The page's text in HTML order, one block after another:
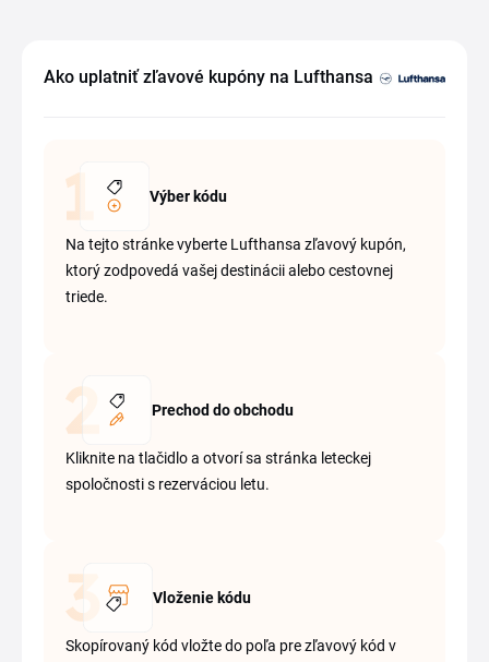
Ako uplatniť zľavové kupóny na Lufthansa
Výber kódu
Na tejto stránke vyberte Lufthansa zľavový kupón,
ktorý zodpovedá vašej destinácii alebo cestovnej
triede.
Prechod do obchodu
Kliknite na tlačidlo a otvorí sa stránka leteckej
spoločnosti s rezerváciou letu.
Vloženie kódu
Skopírovaný kód vložte do poľa pre zľavový kód v